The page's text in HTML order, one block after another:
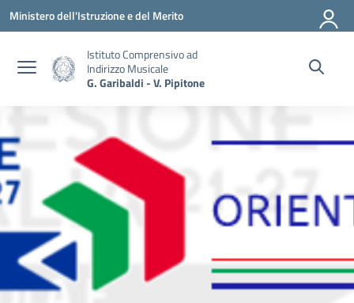
Vai ai contenuti
Vai al menu di navigazione
Vai al footer
Ministero dell'Istruzione e del Merito
Istituto Comprensivo ad
Indirizzo Musicale
G. Garibaldi - V. Pipitone